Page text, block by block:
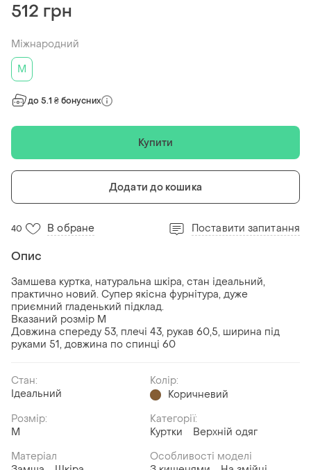
512 грн
Міжнародний
M
до 5.1 ₴ бонусних
Купити
Додати до кошика
40 В обране Поставити запитання
Опис
Замшева куртка, натуральна шкіра, стан ідеальний,
практично новий. Супер якісна фурнітура, дуже
приємний гладенький підклад.
Вказаний розмір М
Довжина спереду 53, плечі 43, рукав 60,5, ширина під
руками 51, довжина по спинці 60
Стан:
Ідеальний
Колір:
Коричневий
Розмір:
M
Категорії:
Куртки
Верхній одяг
Матеріал
Особливості моделі